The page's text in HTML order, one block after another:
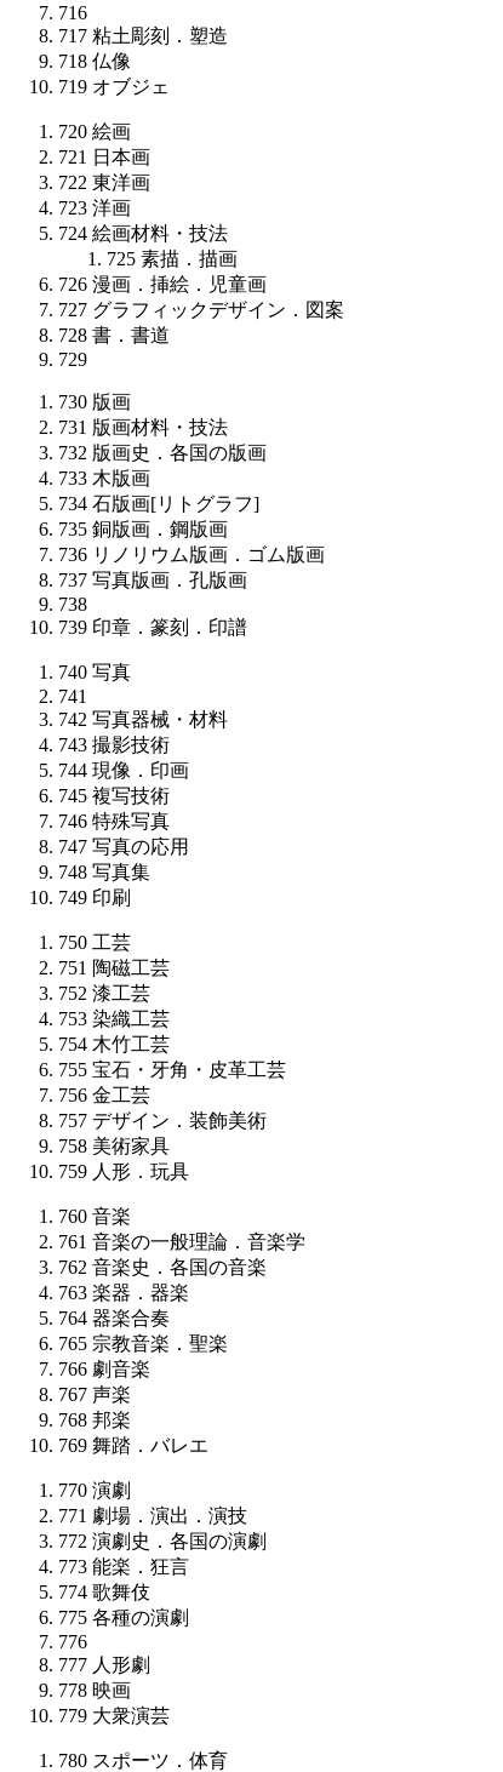
716
717 粘土彫刻．塑造
718 仏像
719 オブジェ
720 絵画
721 日本画
722 東洋画
723 洋画
724 絵画材料・技法
725 素描．描画
726 漫画．挿絵．児童画
727 グラフィックデザイン．図案
728 書．書道
729
730 版画
731 版画材料・技法
732 版画史．各国の版画
733 木版画
734 石版画[リトグラフ]
735 銅版画．鋼版画
736 リノリウム版画．ゴム版画
737 写真版画．孔版画
738
739 印章．篆刻．印譜
740 写真
741
742 写真器械・材料
743 撮影技術
744 現像．印画
745 複写技術
746 特殊写真
747 写真の応用
748 写真集
749 印刷
750 工芸
751 陶磁工芸
752 漆工芸
753 染織工芸
754 木竹工芸
755 宝石・牙角・皮革工芸
756 金工芸
757 デザイン．装飾美術
758 美術家具
759 人形．玩具
760 音楽
761 音楽の一般理論．音楽学
762 音楽史．各国の音楽
763 楽器．器楽
764 器楽合奏
765 宗教音楽．聖楽
766 劇音楽
767 声楽
768 邦楽
769 舞踏．バレエ
770 演劇
771 劇場．演出．演技
772 演劇史．各国の演劇
773 能楽．狂言
774 歌舞伎
775 各種の演劇
776
777 人形劇
778 映画
779 大衆演芸
780 スポーツ．体育